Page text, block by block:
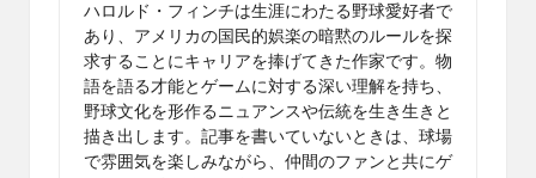
ハロルド・フィンチは生涯にわたる野球愛好者で
あり、アメリカの国民的娯楽の暗黙のルールを探
求することにキャリアを捧げてきた作家です。物
語を語る才能とゲームに対する深い理解を持ち、
野球文化を形作るニュアンスや伝統を生き生きと
描き出します。記事を書いていないときは、球場
で雰囲気を楽しみながら、仲間のファンと共にゲ